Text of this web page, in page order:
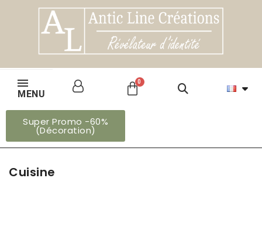
MENU
Super Promo -60%
(Décoration)
Cuisine